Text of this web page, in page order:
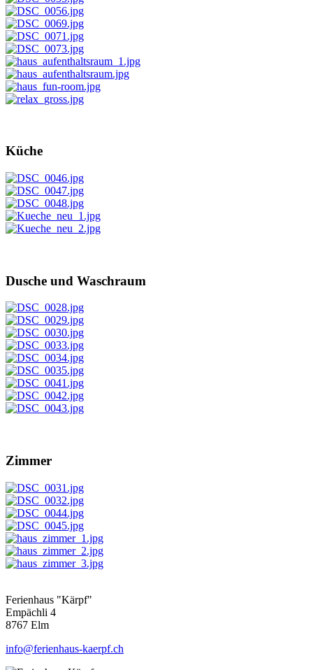
Küche
Dusche und Waschraum
Zimmer
Ferienhaus "Kärpf"
Empächli 4
8767 Elm
info@ferienhaus-kaerpf.ch